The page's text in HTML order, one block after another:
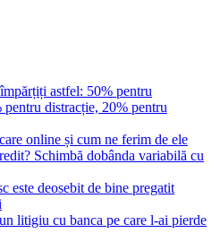
astfel: 50% pentru
distracție, 20% pentru
online și cum ne ferim de ele
Schimbă dobânda variabilă cu
este deosebit de bine pregatit
litigiu cu banca pe care l-ai pierde